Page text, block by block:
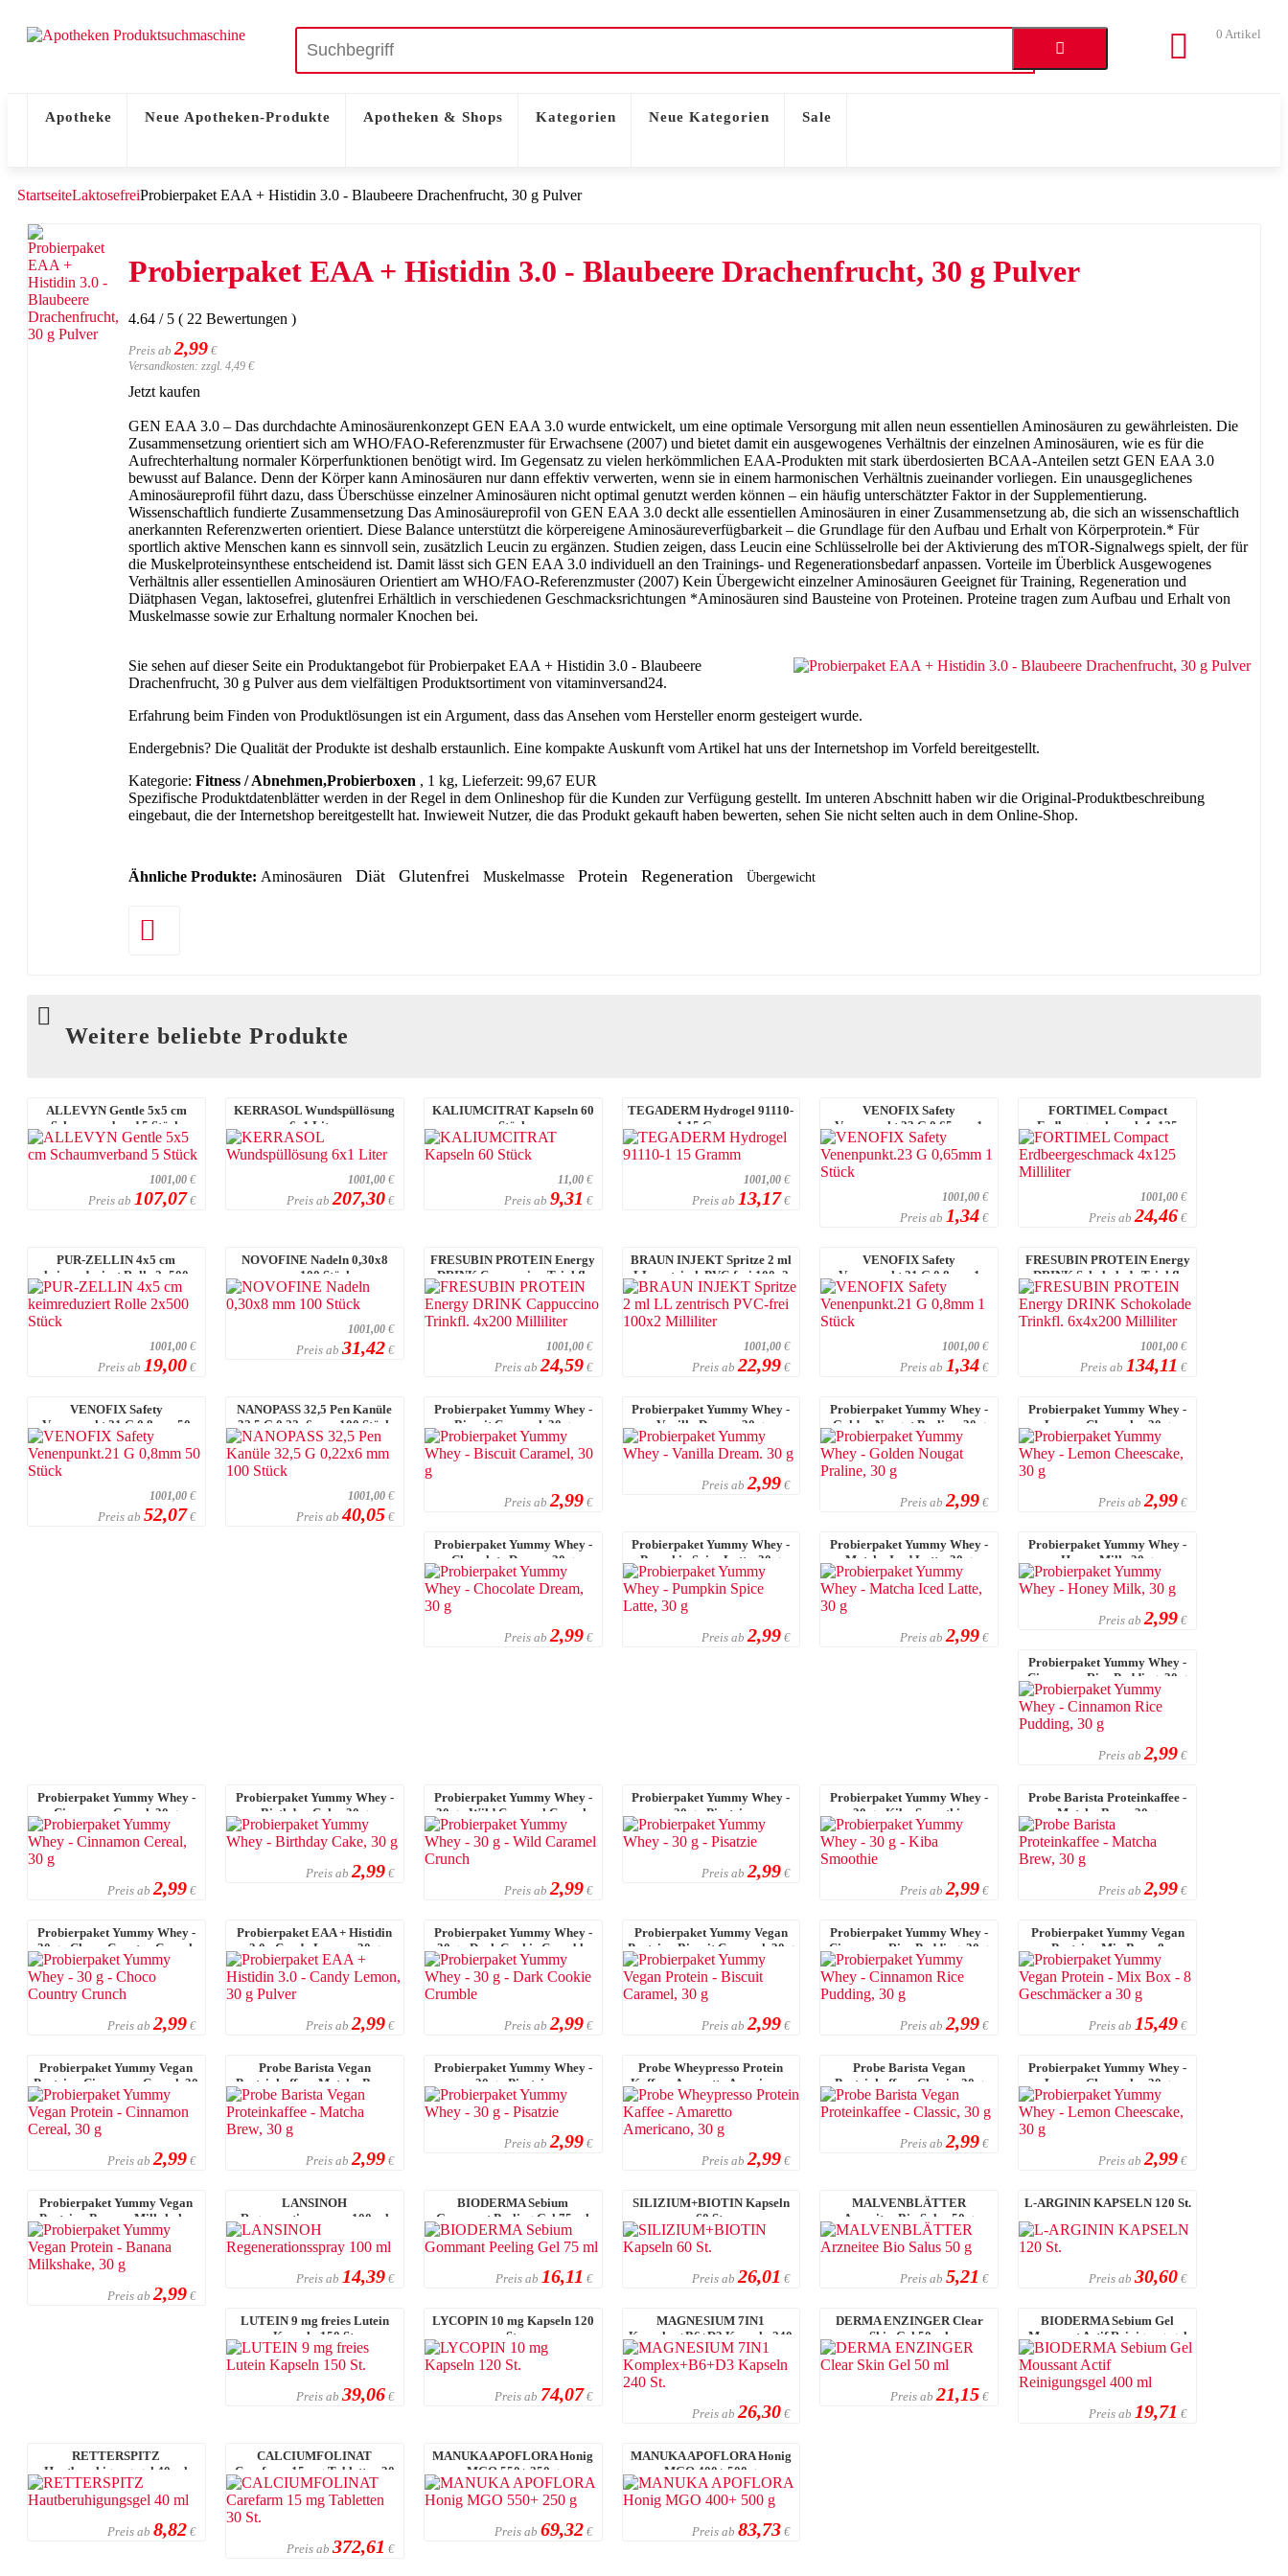
0 Artikel
Apotheke Neue Apotheken-Produkte Apotheken & Shops Kategorien Neue Kategorien Sale
StartseiteLaktosefreiProbierpaket EAA + Histidin 3.0 - Blaubeere Drachenfrucht, 30 g Pulver
Probierpaket EAA + Histidin 3.0 - Blaubeere Drachenfrucht, 30 g Pulver
4.64 / 5 ( 22 Bewertungen )
Preis ab 2,99 €
Versandkosten: zzgl. 4,49 €
Jetzt kaufen
GEN EAA 3.0 – Das durchdachte Aminosäurenkonzept GEN EAA 3.0 wurde entwickelt, um eine optimale Versorgung mit allen neun essentiellen Aminosäuren zu gewährleisten. Die
Zusammensetzung orientiert sich am WHO/FAO-Referenzmuster für Erwachsene (2007) und bietet damit ein ausgewogenes Verhältnis der einzelnen Aminosäuren, wie es für die
Aufrechterhaltung normaler Körperfunktionen benötigt wird. Im Gegensatz zu vielen herkömmlichen EAA-Produkten mit stark überdosierten BCAA-Anteilen setzt GEN EAA 3.0
bewusst auf Balance. Denn der Körper kann Aminosäuren nur dann effektiv verwerten, wenn sie in einem harmonischen Verhältnis zueinander vorliegen. Ein unausgeglichenes
Aminosäureprofil führt dazu, dass Überschüsse einzelner Aminosäuren nicht optimal genutzt werden können – ein häufig unterschätzter Faktor in der Supplementierung.
Wissenschaftlich fundierte Zusammensetzung Das Aminosäureprofil von GEN EAA 3.0 deckt alle essentiellen Aminosäuren in einer Zusammensetzung ab, die sich an wissenschaftlich
anerkannten Referenzwerten orientiert. Diese Balance unterstützt die körpereigene Aminosäureverfügbarkeit – die Grundlage für den Aufbau und Erhalt von Körperprotein.* Für
sportlich aktive Menschen kann es sinnvoll sein, zusätzlich Leucin zu ergänzen. Studien zeigen, dass Leucin eine Schlüsselrolle bei der Aktivierung des mTOR-Signalwegs spielt, der für
die Muskelproteinsynthese entscheidend ist. Damit lässt sich GEN EAA 3.0 individuell an den Trainings- und Regenerationsbedarf anpassen. Vorteile im Überblick Ausgewogenes
Verhältnis aller essentiellen Aminosäuren Orientiert am WHO/FAO-Referenzmuster (2007) Kein Übergewicht einzelner Aminosäuren Geeignet für Training, Regeneration und
Diätphasen Vegan, laktosefrei, glutenfrei Erhältlich in verschiedenen Geschmacksrichtungen *Aminosäuren sind Bausteine von Proteinen. Proteine tragen zum Aufbau und Erhalt von
Muskelmasse sowie zur Erhaltung normaler Knochen bei.
Sie sehen auf dieser Seite ein Produktangebot für Probierpaket EAA + Histidin 3.0 - Blaubeere
Drachenfrucht, 30 g Pulver aus dem vielfältigen Produktsortiment von vitaminversand24.
Erfahrung beim Finden von Produktlösungen ist ein Argument, dass das Ansehen vom Hersteller enorm gesteigert wurde.
Endergebnis? Die Qualität der Produkte ist deshalb erstaunlich. Eine kompakte Auskunft vom Artikel hat uns der Internetshop im Vorfeld bereitgestellt.
Kategorie: Fitness / Abnehmen,Probierboxen , 1 kg, Lieferzeit: 99,67 EUR
Spezifische Produktdatenblätter werden in der Regel in dem Onlineshop für die Kunden zur Verfügung gestellt. Im unteren Abschnitt haben wir die Original-Produktbeschreibung
eingebaut, die der Internetshop bereitgestellt hat. Inwieweit Nutzer, die das Produkt gekauft haben bewerten, sehen Sie nicht selten auch in dem Online-Shop.
Ähnliche Produkte: Aminosäuren Diät Glutenfrei Muskelmasse Protein Regeneration Übergewicht
Weitere beliebte Produkte
ALLEVYN Gentle 5x5 cm
Schaumverband 5 Stück
1001,00€
Preis ab 107,07 €
KERRASOL Wundspüllösung
6x1 Liter
1001,00€
Preis ab 207,30€
KALIUMCITRAT Kapseln 60
Stück
11,00€
Preis ab 9,31 €
TEGADERM Hydrogel 91110-
1 15 Gramm
1001,00 €
Preis ab 13,17€
VENOFIX Safety
Venenpunkt.23 G 0,65mm 1
Stück
1001,00 €
Preis ab 1,34 €
FORTIMEL Compact
Erdbeergeschmack 4x125
Milliliter
1001,00 €
Preis ab 24,46 €
PUR-ZELLIN 4x5 cm
keimreduziert Rolle 2x500
Stück
1001,00€
Preis ab 19,00€
NOVOFINE Nadeln 0,30x8
mm 100 Stück
1001,00€
Preis ab 31,42€
FRESUBIN PROTEIN Energy
DRINK Cappuccino Trinkfl.
4x200 Millilit ...
1001,00€
Preis ab 24,59€
BRAUN INJEKT Spritze 2 ml
LL zentrisch PVC-frei 100x2
Milliliter
1001,00 €
Preis ab 22,99 €
VENOFIX Safety
Venenpunkt.21 G 0,8mm 1
Stück
1001,00 €
Preis ab 1,34 €
FRESUBIN PROTEIN Energy
DRINK Schokolade Trinkfl.
6x4x200 Millil ...
1001,00 €
Preis ab 134,11 €
VENOFIX Safety
Venenpunkt.21 G 0,8mm 50
Stück
1001,00€
Preis ab 52,07 €
NANOPASS 32,5 Pen Kanüle
32,5 G 0,22x6 mm 100 Stück
1001,00€
Preis ab 40,05 €
Probierpaket Yummy Whey -
Biscuit Caramel, 30 g
Preis ab 2,99€
Probierpaket Yummy Whey -
Vanilla Dream. 30 g
Preis ab 2,99 €
Probierpaket Yummy Whey -
Golden Nougat Praline, 30 g
Preis ab 2,99 €
Probierpaket Yummy Whey -
Lemon Cheescake, 30 g
Preis ab 2,99 €
Probierpaket Yummy Whey -
Chocolate Dream, 30 g
Preis ab 2,99€
Probierpaket Yummy Whey -
Pumpkin Spice Latte, 30 g
Preis ab 2,99 €
Probierpaket Yummy Whey -
Matcha Iced Latte, 30 g
Preis ab 2,99 €
Probierpaket Yummy Whey -
Honey Milk, 30 g
Preis ab 2,99 €
Probierpaket Yummy Whey -
Cinnamon Rice Pudding, 30 g
Preis ab 2,99 €
Probierpaket Yummy Whey -
Cinnamon Cereal, 30 g
Preis ab 2,99€
Probierpaket Yummy Whey -
Birthday Cake, 30 g
Preis ab 2,99€
Probierpaket Yummy Whey -
30 g - Wild Caramel Crunch
Preis ab 2,99€
Probierpaket Yummy Whey -
30 g - Pisatzie
Preis ab 2,99 €
Probierpaket Yummy Whey -
30 g - Kiba Smoothie
Preis ab 2,99 €
Probe Barista Proteinkaffee -
Matcha Brew, 30 g
Preis ab 2,99 €
Probierpaket Yummy Whey -
30 g - Choco Country Crunch
Preis ab 2,99€
Probierpaket EAA + Histidin
3.0 - Candy Lemon, 30 g
Pulver
Preis ab 2,99€
Probierpaket Yummy Whey -
30 g - Dark Cookie Crumble
Preis ab 2,99€
Probierpaket Yummy Vegan
Protein - Biscuit Caramel, 30 g
Preis ab 2,99 €
Probierpaket Yummy Whey -
Cinnamon Rice Pudding, 30 g
Preis ab 2,99 €
Probierpaket Yummy Vegan
Protein - Mix Box - 8
Geschmäcker a 30 ...
Preis ab 15,49 €
Probierpaket Yummy Vegan
Protein - Cinnamon Cereal, 30
g
Preis ab 2,99€
Probe Barista Vegan
Proteinkaffee - Matcha Brew,
30 g
Preis ab 2,99€
Probierpaket Yummy Whey -
30 g - Pisatzie
Preis ab 2,99€
Probe Wheypresso Protein
Kaffee - Amaretto Americano,
30 g
Preis ab 2,99 €
Probe Barista Vegan
Proteinkaffee - Classic, 30 g
Preis ab 2,99 €
Probierpaket Yummy Whey -
Lemon Cheescake, 30 g
Preis ab 2,99 €
Probierpaket Yummy Vegan
Protein - Banana Milkshake,
30 g
Preis ab 2,99€
LANSINOH
Regenerationsspray 100 ml
Preis ab 14,39€
BIODERMA Sebium
Gommant Peeling Gel 75 ml
Preis ab 16,11 €
SILIZIUM+BIOTIN Kapseln
60 St.
Preis ab 26,01 €
MALVENBLÄTTER
Arzneitee Bio Salus 50 g
Preis ab 5,21 €
L-ARGININ KAPSELN 120 St.
Preis ab 30,60 €
LUTEIN 9 mg freies Lutein
Kapseln 150 St.
Preis ab 39,06€
LYCOPIN 10 mg Kapseln 120
St.
Preis ab 74,07 €
MAGNESIUM 7IN1
Komplex+B6+D3 Kapseln 240
St.
Preis ab 26,30 €
DERMA ENZINGER Clear
Skin Gel 50 ml
Preis ab 21,15 €
BIODERMA Sebium Gel
Moussant Actif Reinigungsgel
400 ml
Preis ab 19,71 €
RETTERSPITZ
Hautberuhigungsgel 40 ml
Preis ab 8,82€
CALCIUMFOLINAT
Carefarm 15 mg Tabletten 30
St.
Preis ab 372,61 €
MANUKA APOFLORA Honig
MGO 550+ 250 g
Preis ab 69,32€
MANUKA APOFLORA Honig
MGO 400+ 500 g
Preis ab 83,73 €